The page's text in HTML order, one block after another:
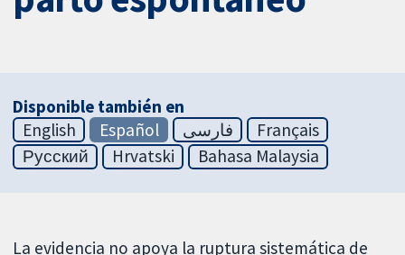
Disponible también en
English
Español فارسی
Français
Русский
Hrvatski Bahasa Malaysia
La evidencia no apoya la ruptura sistemática de